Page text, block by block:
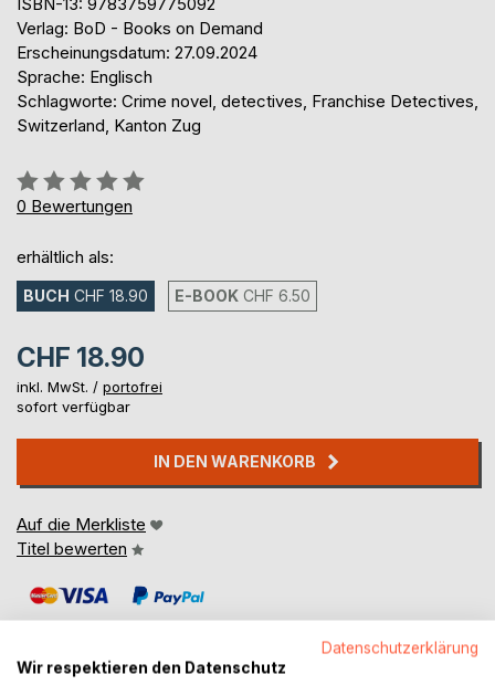
ISBN-13: 9783759775092
Verlag: BoD - Books on Demand
Erscheinungsdatum: 27.09.2024
Sprache: Englisch
Schlagworte: Crime novel, detectives, Franchise Detectives,
Switzerland, Kanton Zug
Bewertung::
0%
0 Bewertungen
erhältlich als:
BUCH CHF 18.90 E-BOOK CHF 6.50
CHF 18.90
inkl. MwSt. / portofrei
sofort verfügbar
IN DEN WARENKORB
Auf die Merkliste
Titel bewerten
Datenschutzerklärung
Wir respektieren den Datenschutz